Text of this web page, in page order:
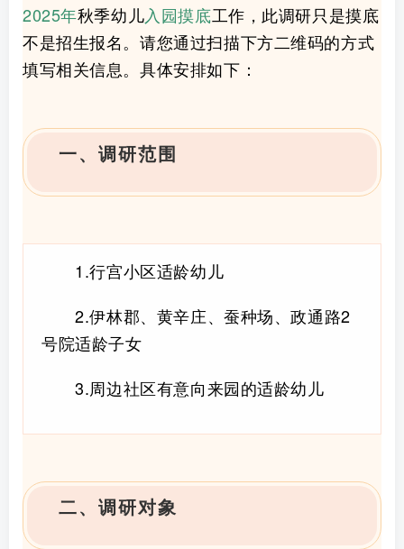
2025年秋季幼儿入园摸底工作，此调研只是摸底
不是招生报名。请您通过扫描下方二维码的方式
填写相关信息。具体安排如下：
一、 调研范围
1.行宫小区适龄幼儿
2.伊林郡、黄辛庄、蚕种场、政通路2
号院适龄子女
3.周边社区有意向来园的适龄幼儿
二、调研对象